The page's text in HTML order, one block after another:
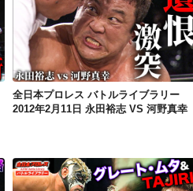
全日本プロレス バトルライブラリー 2012年2月11日 永田裕志 VS 河野真幸
全日本プロレス バトルライブラリー
2012年2月11日 永田裕志 VS 河野真幸